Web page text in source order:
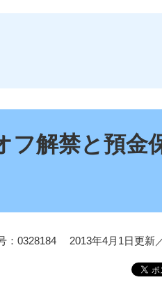
フ解禁と預金
：0328184 2013年4月1日更新